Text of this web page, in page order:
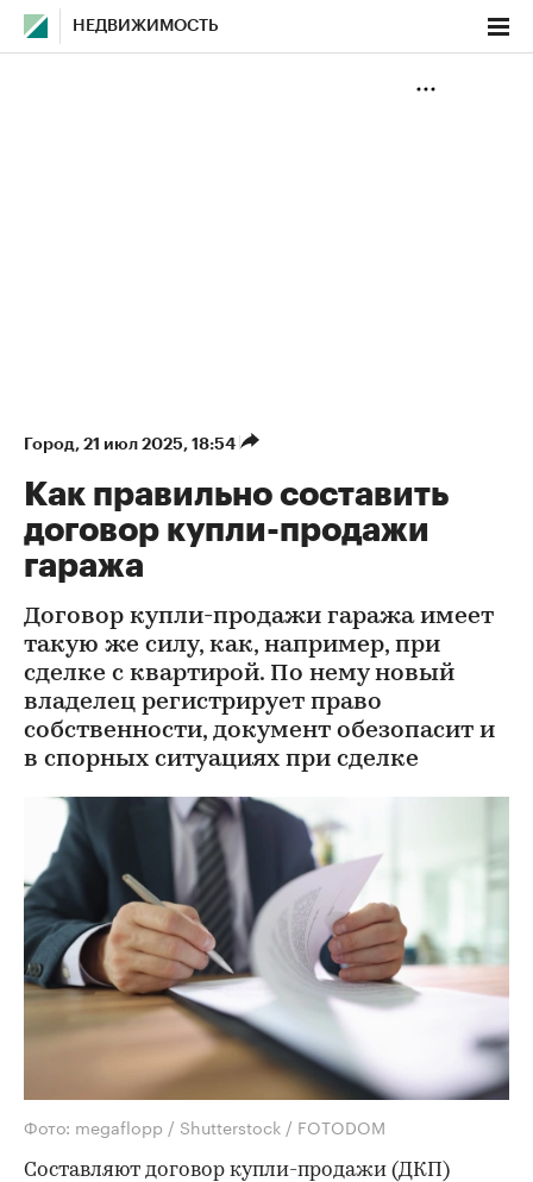
НЕДВИЖИМОСТЬ
Город⁠, 21 июл 2025, 18:54
Как правильно составить
договор купли-продажи
гаража
Договор купли-продажи гаража имеет
такую же силу, как, например, при
сделке с квартирой. По нему новый
владелец регистрирует право
собственности, документ обезопасит и
в спорных ситуациях при сделке
Фото: megaflopp / Shutterstock / FOTODOM
Составляют договор купли-продажи (ДКП)